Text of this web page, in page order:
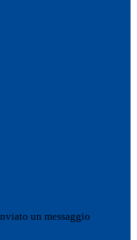
un messaggio